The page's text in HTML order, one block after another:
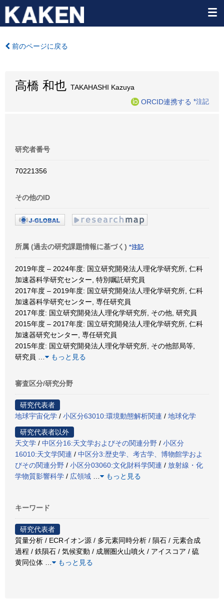
前のページに戻る
高橋 和也 TAKAHASHI Kazuya
ORCID連携する *注記
研究者番号
70221356
その他のID
所属 (過去の研究課題情報に基づく) *注記
2019年度 – 2024年度: 国立研究開発法人理化学研究所, 仁科
加速器科学研究センター, 特別嘱託研究員
2017年度 – 2019年度: 国立研究開発法人理化学研究所, 仁科
加速器科学研究センター, 専任研究員
2017年度: 国立研究開発法人理化学研究所, その他, 研究員
2015年度 – 2017年度: 国立研究開発法人理化学研究所, 仁科
加速器研究センター, 専任研究員
2015年度: 国立研究開発法人理化学研究所, その他部局等,
研究員
もっと見る
審査区分/研究分野
研究代表者
地球宇宙化学 / 小区分63010:環境動態解析関連 / 地球化学
研究代表者以外
天文学 / 中区分16:天文学およびその関連分野 / 小区分
16010:天文学関連 / 中区分3:歴史学、考古学、博物館学およ
びその関連分野 / 小区分03060:文化財科学関連 / 放射線・化
学物質影響科学 / 広領域 もっと見る
キーワード
研究代表者
質量分析 / ECRイオン源 / 多元素同時分析 / 隕石 / 元素合成
過程 / 鉄隕石 / 気候変動 / 成層圏火山噴火 / アイスコア / 硫
黄同位体
もっと見る